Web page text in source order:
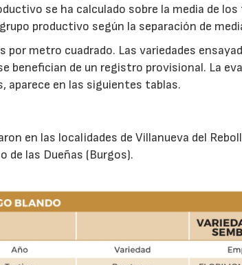
se ha calculado sobre la media de
productivo según la separación de
por metro cuadrado. Las variedades
benefician de un registro provisional. La
aparece en las siguientes tablas.
en las localidades de Villanueva del
de las Dueñas (Burgos).